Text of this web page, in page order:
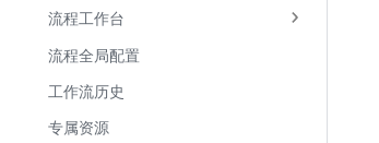
流程工作台
流程全局配置
工作流历史
专属资源